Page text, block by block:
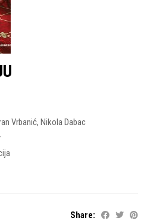
Vrbanić, Nikola Dabac
Share: